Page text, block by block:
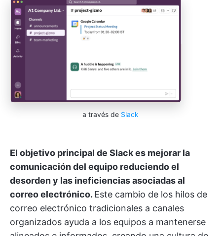
a través de Slack
El objetivo principal de Slack es mejorar la
comunicación del equipo reduciendo el
desorden y las ineficiencias asociadas al
correo electrónico. Este cambio de los hilos de
correo electrónico tradicionales a canales
organizados ayuda a los equipos a mantenerse